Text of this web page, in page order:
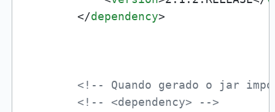
</dependency>
<!-- Quando gerado o jar
<!-- <dependency> -->